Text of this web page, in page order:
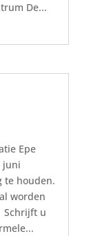
De...
Epe
juni
te houden.
worden
Schrijft u